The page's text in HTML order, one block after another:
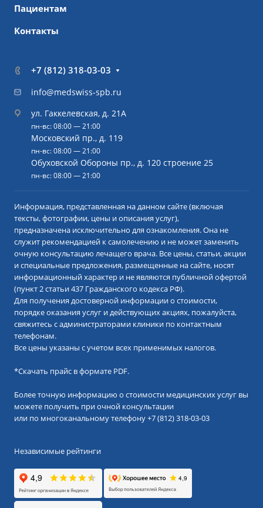
Пациентам
Контакты
+7 (812) 318-03-03
info@medswiss-spb.ru
ул. Гаккелевская, д. 21А
пн-вс: 08:00 — 21:00
Московский пр., д. 119
пн-вс: 08:00 — 21:00
Обуховской Обороны пр., д. 120 строение 25
пн-вс: 08:00 — 21:00
Информация, представленная на данном сайте (включая
тексты, фотографии, цены и описания услуг),
предназначена исключительно для ознакомления. Она не
служит рекомендацией к самолечению и не может заменить
очную консультацию лечащего врача. Все цены, статьи, акции
и специальные предложения, размещенные на сайте, носят
информационный характер и не являются публичной офертой
(пункт 2 статьи 437 Гражданского кодекса РФ).
Для получения достоверной информации о стоимости,
порядке оказания услуг и действующих акциях, пожалуйста,
свяжитесь с администраторами клиники по контактным
телефонам.
Все цены указаны с учетом всех применимых налогов.
*Скачать прайс в формате PDF.
Более точную информацию о стоимости медицинских услуг вы
можете получить при очной консультации
или по многоканальному телефону+7 (812) 318-03-03
Независимые рейтинги